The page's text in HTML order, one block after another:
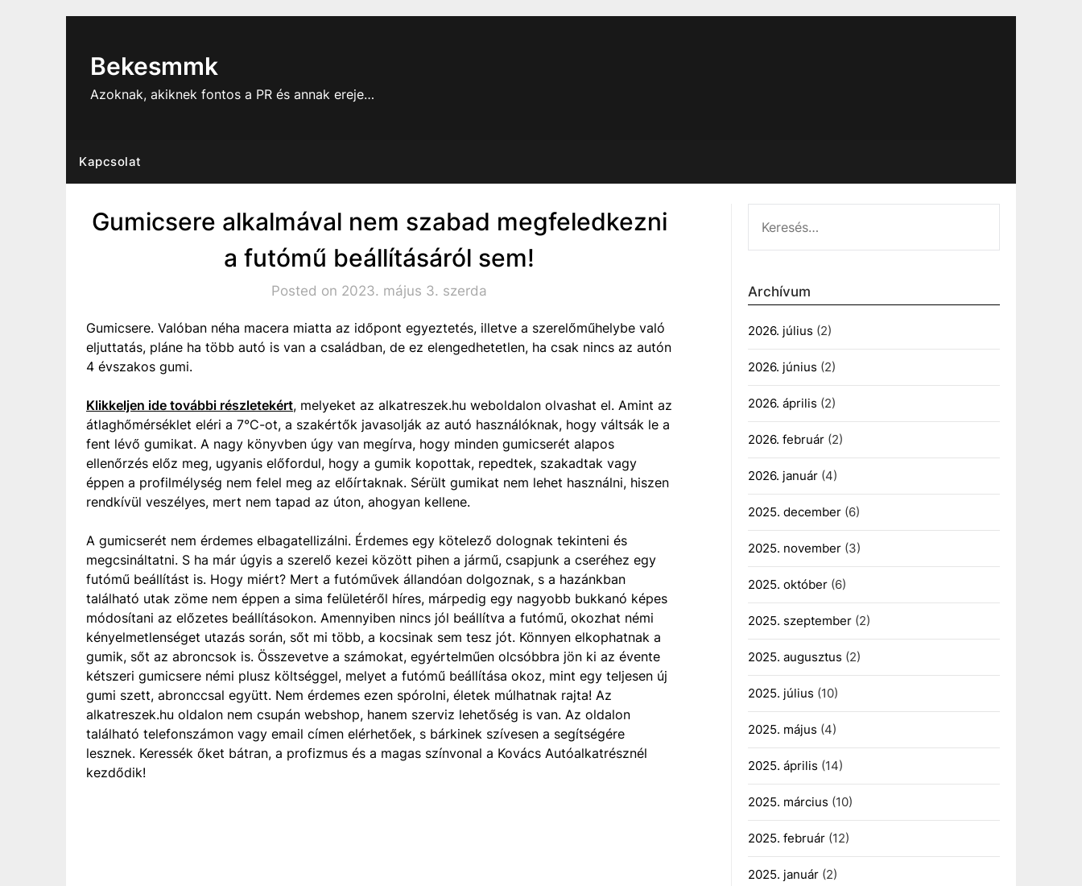
Bekesmmk
Azoknak, akiknek fontos a PR és annak ereje…
Kapcsolat
Gumicsere alkalmával nem szabad megfeledkezni
a futómű beállításáról sem!
Posted on 2023. május 3. szerda
Gumicsere. Valóban néha macera miatta az időpont egyeztetés, illetve a szerelőműhelybe való
eljuttatás, pláne ha több autó is van a családban, de ez elengedhetetlen, ha csak nincs az autón
4 évszakos gumi.
Klikkeljen ide további részletekért, melyeket az alkatreszek.hu weboldalon olvashat el. Amint az
átlaghőmérséklet eléri a 7°C-ot, a szakértők javasolják az autó használóknak, hogy váltsák le a
fent lévő gumikat. A nagy könyvben úgy van megírva, hogy minden gumicserét alapos
ellenőrzés előz meg, ugyanis előfordul, hogy a gumik kopottak, repedtek, szakadtak vagy
éppen a profilmélység nem felel meg az előírtaknak. Sérült gumikat nem lehet használni, hiszen
rendkívül veszélyes, mert nem tapad az úton, ahogyan kellene.
A gumicserét nem érdemes elbagatellizálni. Érdemes egy kötelező dolognak tekinteni és
megcsináltatni. S ha már úgyis a szerelő kezei között pihen a jármű, csapjunk a cseréhez egy
futómű beállítást is. Hogy miért? Mert a futóművek állandóan dolgoznak, s a hazánkban
található utak zöme nem éppen a sima felületéről híres, márpedig egy nagyobb bukkanó képes
módosítani az előzetes beállításokon. Amennyiben nincs jól beállítva a futómű, okozhat némi
kényelmetlenséget utazás során, sőt mi több, a kocsinak sem tesz jót. Könnyen elkophatnak a
gumik, sőt az abroncsok is. Összevetve a számokat, egyértelműen olcsóbbra jön ki az évente
kétszeri gumicsere némi plusz költséggel, melyet a futómű beállítása okoz, mint egy teljesen új
gumi szett, abronccsal együtt. Nem érdemes ezen spórolni, életek múlhatnak rajta! Az
alkatreszek.hu oldalon nem csupán webshop, hanem szerviz lehetőség is van. Az oldalon
található telefonszámon vagy email címen elérhetőek, s bárkinek szívesen a segítségére
lesznek. Keressék őket bátran, a profizmus és a magas színvonal a Kovács Autóalkatrésznél
kezdődik!
Archívum
2026. július (2)
2026. június (2)
2026. április (2)
2026. február(2)
2026. január(4)
2025. december(6)
2025. november(3)
2025. október(6)
2025. szeptember(2)
2025. augusztus (2)
2025. július (10)
2025. május (4)
2025. április (14)
2025. március (10)
2025. február(12)
2025. január(2)